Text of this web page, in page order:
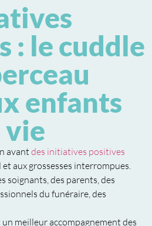
: le cuddle
enfants
vie
avant des initiatives positives
aux grossesses interrompues.
soignants, des parents, des
du funéraire, des
meilleur accompagnement des